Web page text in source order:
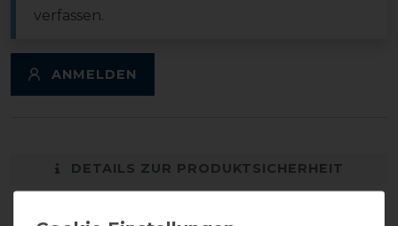
verfassen.
ANMELDEN
DETAILS ZUR PRODUKTSICHERHEIT